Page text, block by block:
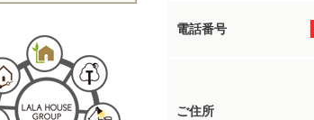
電話番号
ご住所